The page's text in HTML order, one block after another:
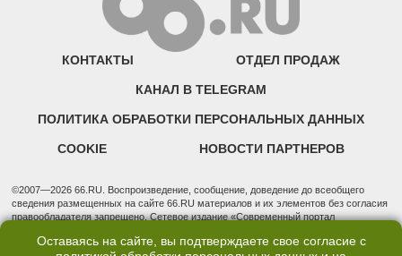
КОНТАКТЫ ОТДЕЛ ПРОДАЖ
КАНАЛ В TELEGRAM
ПОЛИТИКА ОБРАБОТКИ ПЕРСОНАЛЬНЫХ ДАННЫХ
COOKIE НОВОСТИ ПАРТНЕРОВ
©2007—2026 66.RU. Воспроизведение, сообщение, доведение до всеобщего
сведения размещенных на сайте 66.RU материалов и их элементов без согласия
правообладателя запрещено. Сетевое издание «Современный портал
надзору в сфере связи, информационных технологий и массовых коммуникаций
Оставаясь на сайте, вы подтверждаете свое согласие с